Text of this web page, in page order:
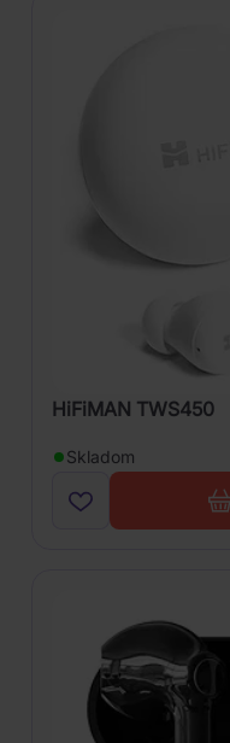
HiFiMAN TWS450
Skladom